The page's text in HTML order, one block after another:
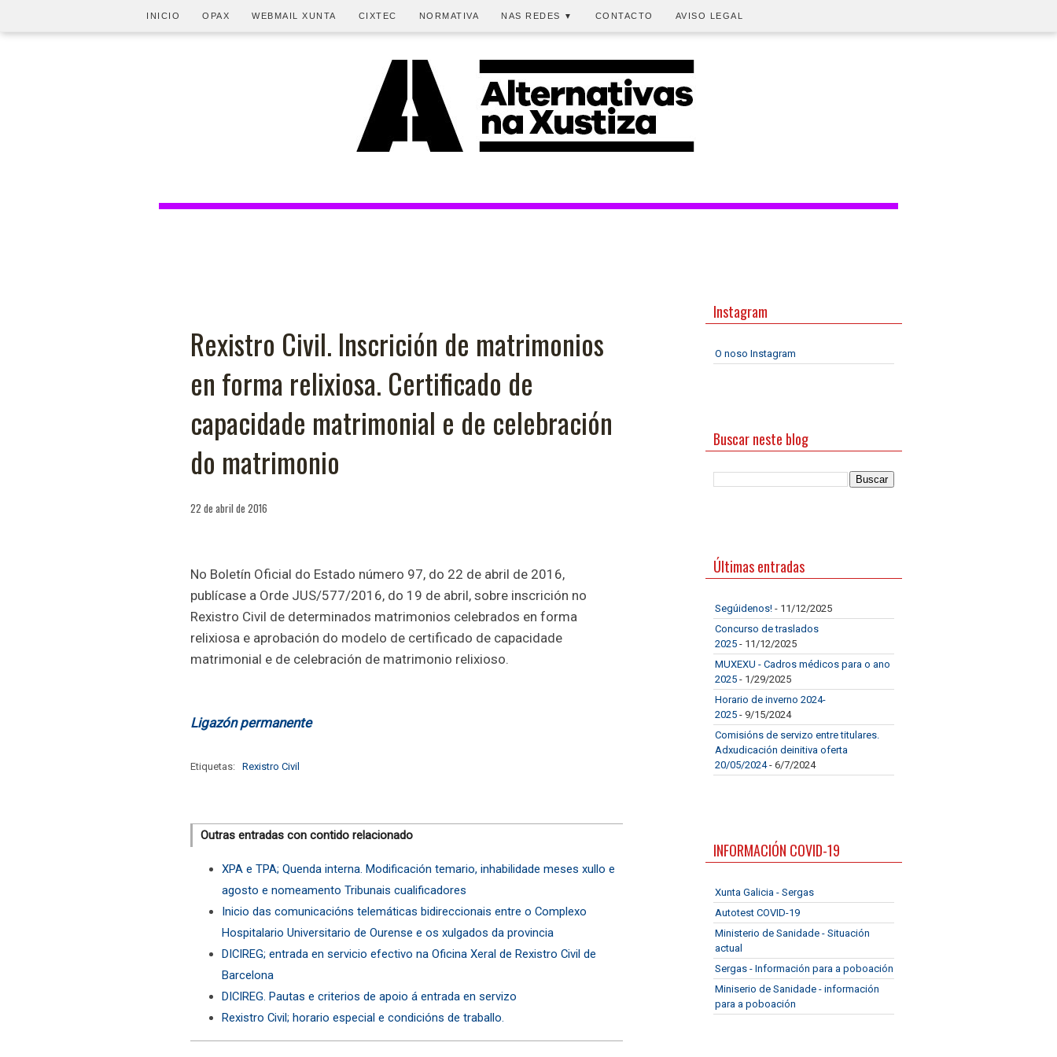
INICIO OPAX WEBMAIL XUNTA CIXTEC NORMATIVA NAS REDES ▼ CONTACTO AVISO LEGAL
Rexistro Civil. Inscrición de matrimonios
en forma relixiosa. Certificado de
capacidade matrimonial e de celebración
do matrimonio
22 de abril de 2016
No Boletín Oficial do Estado número 97, do 22 de abril de 2016,
publícase a Orde JUS/577/2016, do 19 de abril, sobre inscrición no
Rexistro Civil de determinados matrimonios celebrados en forma
relixiosa e aprobación do modelo de certificado de capacidade
matrimonial e de celebración de matrimonio relixioso.
Ligazón permanente
Etiquetas: Rexistro Civil
Outras entradas con contido relacionado
XPA e TPA; Quenda interna. Modificación temario, inhabilidade meses xullo e
agosto e nomeamento Tribunais cualificadores
Inicio das comunicacións telemáticas bidireccionais entre o Complexo
Hospitalario Universitario de Ourense e os xulgados da provincia
DICIREG; entrada en servicio efectivo na Oficina Xeral de Rexistro Civil de
Barcelona
DICIREG. Pautas e criterios de apoio á entrada en servizo
Rexistro Civil; horario especial e condicións de traballo.
Instagram
O noso Instagram
Buscar neste blog
Últimas entradas
Segúidenos! - 11/12/2025
Concurso de traslados
2025 - 11/12/2025
MUXEXU - Cadros médicos para o ano
2025 - 1/29/2025
Horario de inverno 2024-
2025 - 9/15/2024
Comisións de servizo entre titulares.
Adxudicación deinitiva oferta
20/05/2024- 6/7/2024
INFORMACIÓN COVID-19
Xunta Galicia - Sergas
Autotest COVID-19
Ministerio de Sanidade - Situación
actual
Sergas - Información para a poboación
Miniserio de Sanidade - información
para a poboación